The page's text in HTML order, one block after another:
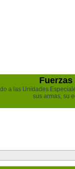
a las Unidades
sus armas, su